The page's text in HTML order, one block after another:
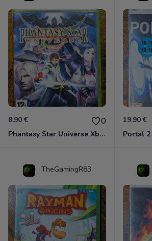
8.90 € 0
Phantasy Star Universe Xbox 360
19.90 €
Portal 2
TheGamingR83